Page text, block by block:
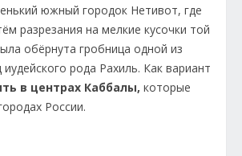
южный городок Нетивот, где
разрезания на мелкие кусочки той
обёрнута гробница одной из
рода Рахиль. Как вариант
в центрах Каббалы, которые
России.